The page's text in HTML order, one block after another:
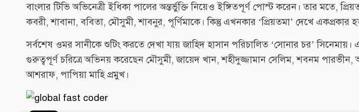
বাংলার টিভি অভিনেত্রী ইধিকা পালের অন্তর্ভুক্তি নিয়েও ইঙ্গিতপূর্ণ পোস্ট করেন। তার মতে,
কবরী, শাবানা, ববিতা, মৌসুমী, শাবনুর, পূর্ণিমাকে। কিন্তু এখনকার ‘প্রিয়তমা’ দেখে একপ্রকার
সর্বশেষ ওমর সানীকে শুটিং করতে দেখা যায় জাহিদ হাসান পরিচালিত ‘সোনার চর’
গুরুত্বপূর্ণ চরিত্রে অভিনয় করেছেন মৌসুমী, জায়েদ খান, শহীদুজ্জামান সেলিম, শবনম
আশরাফ, পাপিয়া মাহি প্রমুখ।